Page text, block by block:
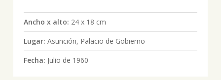
Ancho x alto: 24 x 18 cm
Lugar: Asunción, Palacio de Gobierno
Fecha: Julio de 1960